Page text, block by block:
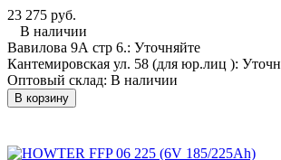
23 275 руб.
В наличии
Вавилова 9А стр 6.: Уточняйте
Кантемировская ул. 58 (для юр.лиц ):
Оптовый склад: В наличии
В корзину